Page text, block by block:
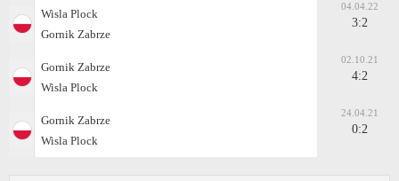
Wisla Plock
Gornik Zabrze
04.04.22
3:2
Gornik Zabrze
Wisla Plock
02.10.21
4:2
Gornik Zabrze
Wisla Plock
24.04.21
0:2